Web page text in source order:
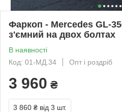
Фаркоп - Mercedes GL-
з'ємний на двох болтах
В наявності
Код: 01-МД.34
Опт і роздріб
3 960 ₴
3 860 ₴ від 3 шт.